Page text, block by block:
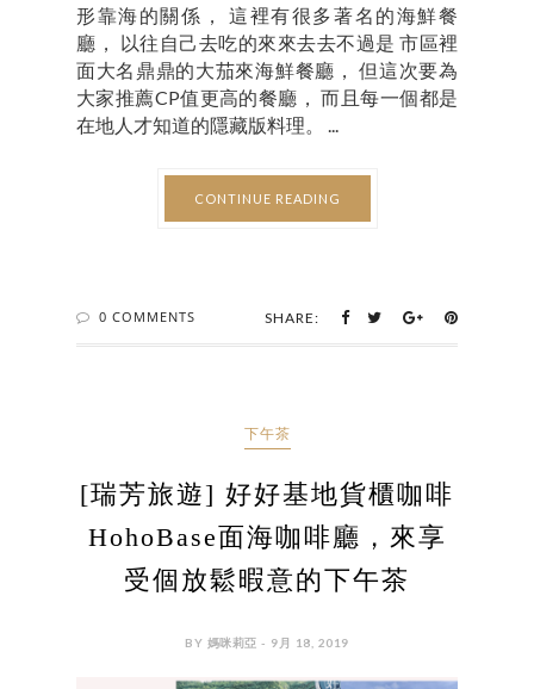
形靠海的關係， 這裡有很多著名的海鮮餐
廳， 以往自己去吃的來來去去不過是 市區裡
面大名鼎鼎的大茄來海鮮餐廳， 但這次要為
大家推薦CP值更高的餐廳， 而且每一個都是
在地人才知道的隱藏版料理。 ...
CONTINUE READING
0 COMMENTS SHARE:
下午茶
[瑞芳旅遊] 好好基地貨櫃咖啡
HohoBase面海咖啡廳，來享
受個放鬆暇意的下午茶
BY 媽咪莉亞 - 9月 18, 2019